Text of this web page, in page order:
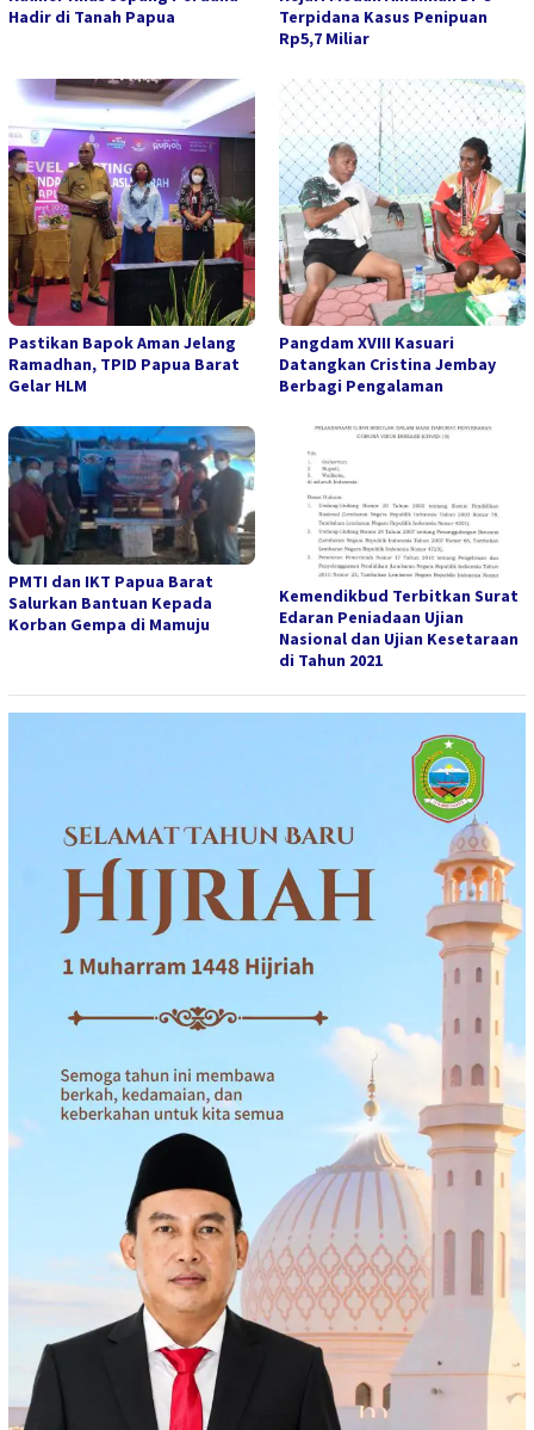
Hadir di Tanah Papua
Terpidana Kasus Penipuan
Rp5,7 Miliar
Pastikan Bapok Aman Jelang
Ramadhan, TPID Papua Barat
Gelar HLM
Pangdam XVIII Kasuari
Datangkan Cristina Jembay
Berbagi Pengalaman
PMTI dan IKT Papua Barat
Salurkan Bantuan Kepada
Korban Gempa di Mamuju
Kemendikbud Terbitkan Surat
Edaran Peniadaan Ujian
Nasional dan Ujian Kesetaraan
di Tahun 2021